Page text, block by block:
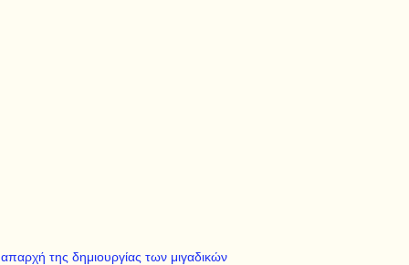
της δημιουργίας των μιγαδικών